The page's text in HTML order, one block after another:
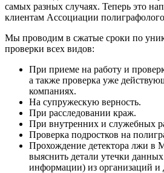
самых разных случаях. Теперь это
клиентам Ассоциации
Мы проводим в сжатые сроки по
проверки всех видов:
При приеме на работу и
а также проверка уже
компаниях.
На супружескую верность.
При расследовании краж.
При внутренних и служебных
Проверка подростков на
Прохождение детектора лжи в
выяснить детали утечки
информации) из организаций и